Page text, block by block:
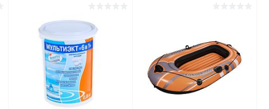
Подписаться
Купить в 1 клик Сравнение
В избранное Недоступно
Купить в 1 клик Сравнение
В избранное Недоступно